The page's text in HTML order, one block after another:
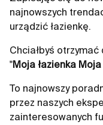
najnowszych
urządzić łazienkę.
Chciałbyś
"Moja łazienka
To najnowszy
przez naszych
zainteresowanych